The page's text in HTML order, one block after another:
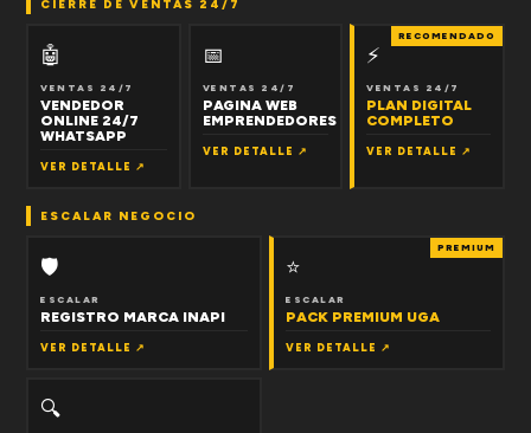
CIERRE DE VENTAS 24/7
🤖
VENTAS 24/7
VENDEDOR
ONLINE 24/7
WHATSAPP
VER DETALLE ↗
📅
VENTAS 24/7
PAGINA WEB
EMPRENDEDORES
VER DETALLE ↗
RECOMENDADO
⚡
VENTAS 24/7
PLAN DIGITAL
COMPLETO
VER DETALLE ↗
ESCALAR NEGOCIO
🛡
ESCALAR
REGISTRO MARCA INAPI
VER DETALLE ↗
PREMIUM
⭐
ESCALAR
PACK PREMIUM UGA
VER DETALLE ↗
🔍